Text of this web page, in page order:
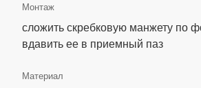
Монтаж
сложить скребковую манжету по
вдавить ее в приемный паз
Материал